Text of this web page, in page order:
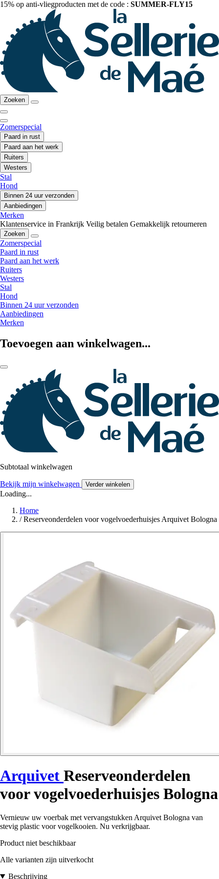
15% op anti-vliegproducten met de code : SUMMER-FLY15
Zoeken
Zomerspecial
Paard in rust
Paard aan het werk
Ruiters
Westers
Stal
Hond
Binnen 24 uur verzonden
Aanbiedingen
Merken
Klantenservice in Frankrijk Veilig betalen Gemakkelijk retourneren
Zoeken
Zomerspecial
Paard in rust
Paard aan het werk
Ruiters
Westers
Stal
Hond
Binnen 24 uur verzonden
Aanbiedingen
Merken
Toevoegen aan winkelwagen...
Subtotaal winkelwagen
Bekijk mijn winkelwagen Verder winkelen
Loading...
Home
/ Reserveonderdelen voor vogelvoederhuisjes Arquivet Bologna
Arquivet Reserveonderdelen
voor vogelvoederhuisjes Bologna
Vernieuw uw voerbak met vervangstukken Arquivet Bologna van
stevig plastic voor vogelkooien. Nu verkrijgbaar.
Product niet beschikbaar
Alle varianten zijn uitverkocht
Beschrijving